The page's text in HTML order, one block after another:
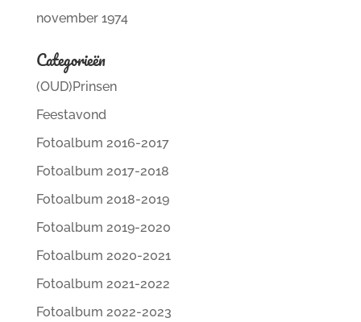
november 1974
Categorieën
(OUD)Prinsen
Feestavond
Fotoalbum 2016-2017
Fotoalbum 2017-2018
Fotoalbum 2018-2019
Fotoalbum 2019-2020
Fotoalbum 2020-2021
Fotoalbum 2021-2022
Fotoalbum 2022-2023